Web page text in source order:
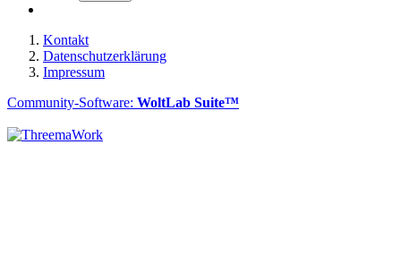
Kontakt
Datenschutzerklärung
Impressum
Community-Software: WoltLab Suite™